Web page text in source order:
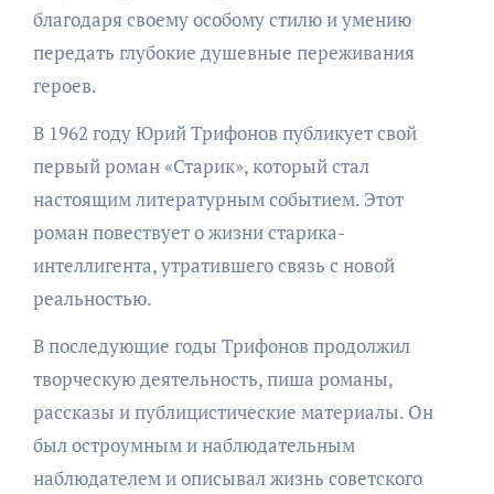
благодаря своему особому стилю и умению
передать глубокие душевные переживания
героев.
В 1962 году Юрий Трифонов публикует свой
первый роман «Старик», который стал
настоящим литературным событием. Этот
роман повествует о жизни старика-
интеллигента, утратившего связь с новой
реальностью.
В последующие годы Трифонов продолжил
творческую деятельность, пиша романы,
рассказы и публицистические материалы. Он
был остроумным и наблюдательным
наблюдателем и описывал жизнь советского